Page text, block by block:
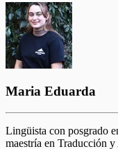
Maria Eduarda
Lingüista con posgrado
maestría en Traducción